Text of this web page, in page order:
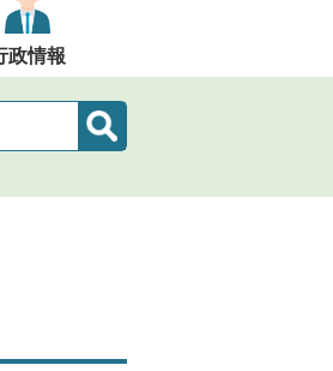
政情報